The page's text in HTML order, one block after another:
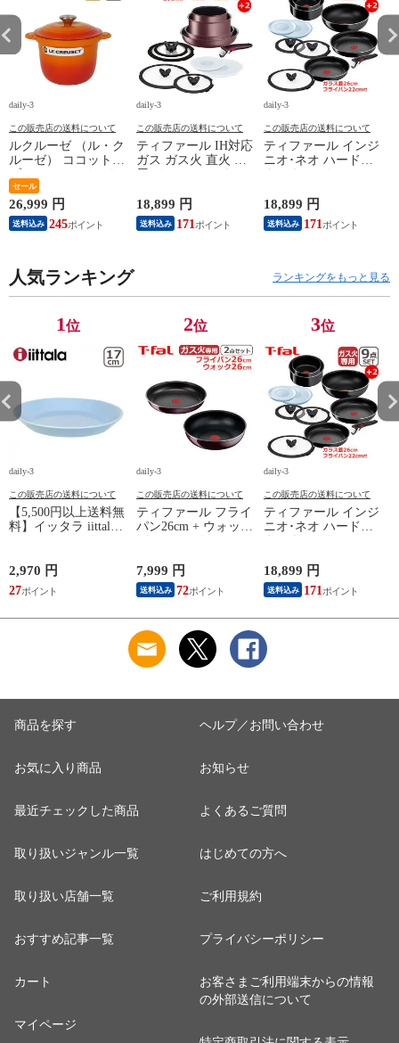
daily-3
この販売店の送料について
ルクルーゼ （ル・ク
ルーゼ） ココットエ
ーリッド付き オレン
ジ ホーロー鍋 IH対
応 直火（ガス火）対
応 Le Creuset【北海
セール
26,999 円
送料込み 245
daily-3
この販売店の送料について
ティファール IH対応
ガス ガス火 直火 兼
アンリミテッド セッ
ト9 L38591 + バタフ
ライガラスぶた
18,899 円
送料込み 171
daily-3
この販売店の送料について
ティファール インジ
ニオ･ネオ ハードチ
点 L43891 + フライ
パン22cm + バタフラ
イガラスぶた 26cm付
用 直火 T-fal 【北海
2009c2222
18,899 円
送料込み 171
人気ランキング ランキングをもっと見る
1位
daily-3
この販売店の送料について
【5,500円以上送料無
料】イッタラ iittala
イスブルー プレート
北欧 食器 ita12-c043
2,970 円
27
2位
daily-3
この販売店の送料について
ティファール フライ
パン26cm + ウォック
ジボルドー･インテン
ス 単品 オリジナル2
点セット ガス ガス
fal 【北海道・沖縄は
990円加算】 tfa0098-
13c2630
7,999 円
送料込み 72
3位
daily-3
この販売店の送料について
ティファール インジ
ニオ･ネオ ハードチ
点 L43891 + フライ
パン22cm + バタフラ
イガラスぶた 26cm付
用 直火 T-fal 【北海
道・沖縄は990円加
18,899 円
送料込み 171
商品を探す
お気に入り商品
最近チェックした商品
取り扱いジャンル一覧
取り扱い店舗一覧
おすすめ記事一覧
カート
マイページ
ヘルプ／お問い合わせ
お知らせ
よくあるご質問
はじめての方へ
ご利用規約
プライバシーポリシー
お客さまご利用端末からの情報
の外部送信について